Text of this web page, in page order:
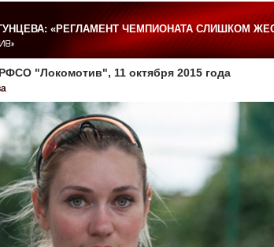
«РЕГЛАМЕНТ ЧЕМПИОНАТА СЛИШКОМ
"Локомотив", 11 октября 2015 года